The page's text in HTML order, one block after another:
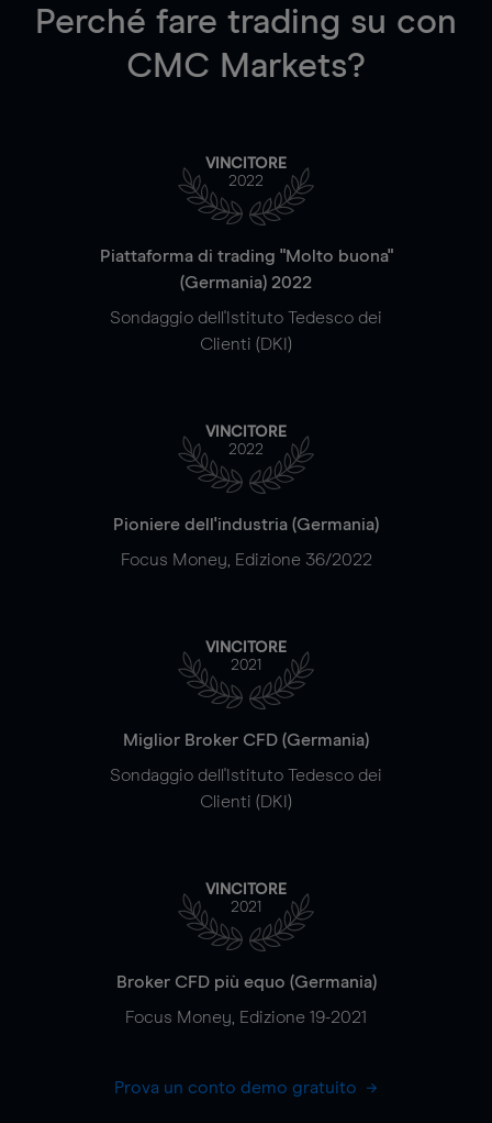
Perché fare trading su con
CMC Markets?
VINCITORE
2022
Piattaforma di trading "Molto buona"
(Germania) 2022
Sondaggio dell'Istituto Tedesco dei
Clienti (DKI)
VINCITORE
2022
Pioniere dell'industria (Germania)
Focus Money, Edizione 36/2022
VINCITORE
2021
Miglior Broker CFD (Germania)
Sondaggio dell'Istituto Tedesco dei
Clienti (DKI)
VINCITORE
2021
Broker CFD più equo (Germania)
Focus Money, Edizione 19-2021
Prova un conto demo gratuito